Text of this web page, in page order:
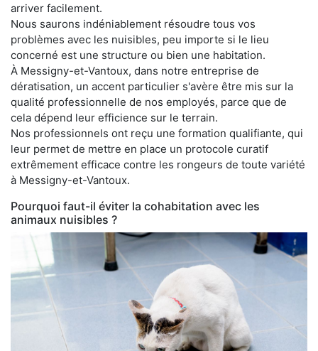
arriver facilement.
Nous saurons indéniablement résoudre tous vos
problèmes avec les nuisibles, peu importe si le lieu
concerné est une structure ou bien une habitation.
À Messigny-et-Vantoux, dans notre entreprise de
dératisation, un accent particulier s'avère être mis sur la
qualité professionnelle de nos employés, parce que de
cela dépend leur efficience sur le terrain.
Nos professionnels ont reçu une formation qualifiante, qui
leur permet de mettre en place un protocole curatif
extrêmement efficace contre les rongeurs de toute variété
à Messigny-et-Vantoux.
Pourquoi faut-il éviter la cohabitation avec les
animaux nuisibles ?